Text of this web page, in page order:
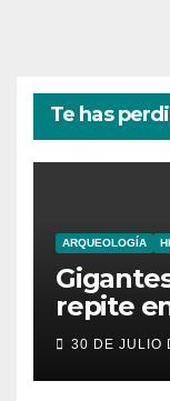
Te has
ARQUEOLOGÍA
repite
del
30 DE JULIO